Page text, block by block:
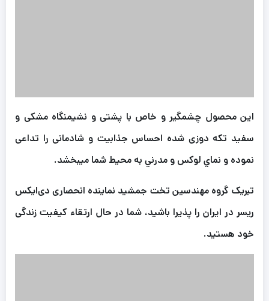
اين محصول چشمگير و خاص با پشتی و نشیمنگاه مشکی و
سفید تکه دوزی شده احساس جذابیت و شادمانی را تداعی
نموده و نماي لوکس و مدرني به محيط شما ميبخشد.
تبریک گروه مهندسین تخت جمشید نماینده انحصاری دی‌ایکس
ریسر در ایران را پذیرا باشید، شما در حال ارتقاء کیفیت زندگی
خود هستید.